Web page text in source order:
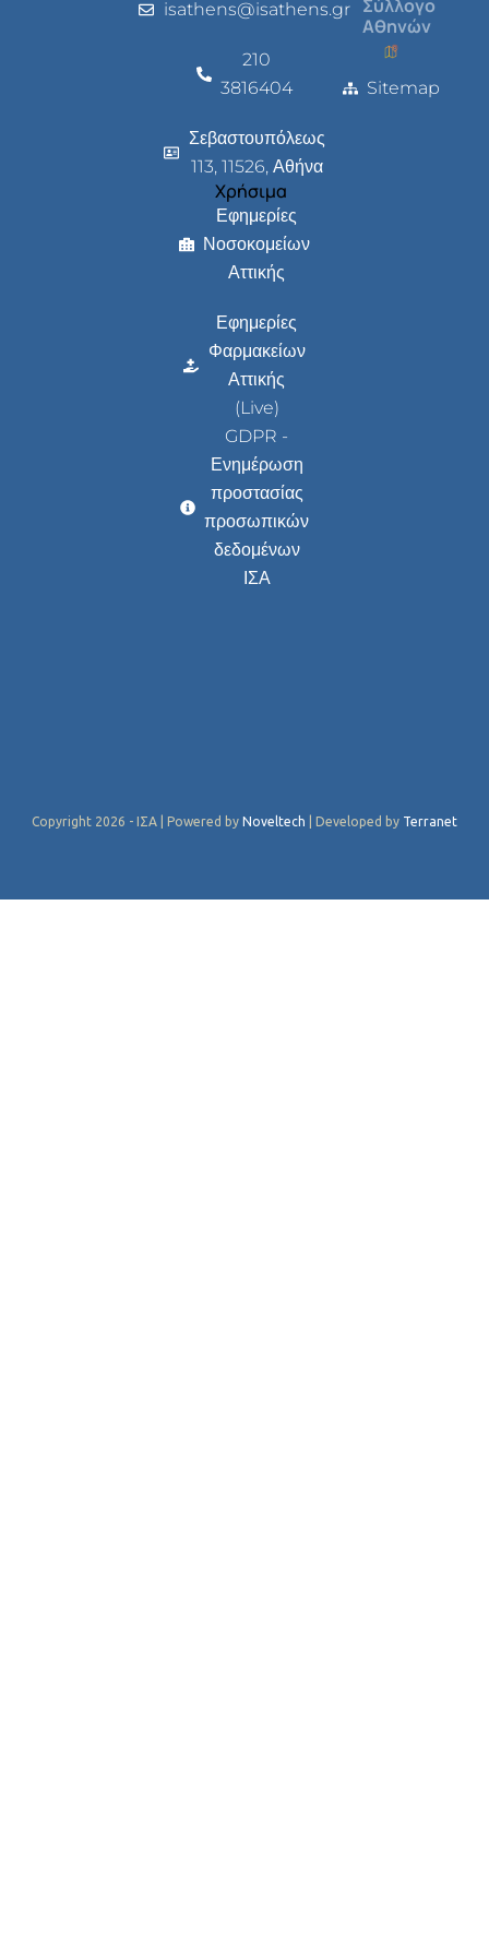
isathens@isathens.gr
210
3816404
Σεβαστουπόλεως
113, 11526, Αθήνα
Χρήσιμα
Εφημερίες
Νοσοκομείων
Αττικής
Εφημερίες
Φαρμακείων
Αττικής
(Live)
GDPR -
Ενημέρωση
προστασίας
προσωπικών
δεδομένων
ΙΣΑ
Σύλλογο
Αθηνών
Sitemap
Copyright 2026 - ΙΣΑ | Powered by Noveltech | Developed by Terranet